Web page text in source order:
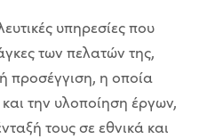
υπηρεσίες που
των πελατών της,
προσέγγιση, η οποία
την υλοποίηση έργων,
τους σε εθνικά και